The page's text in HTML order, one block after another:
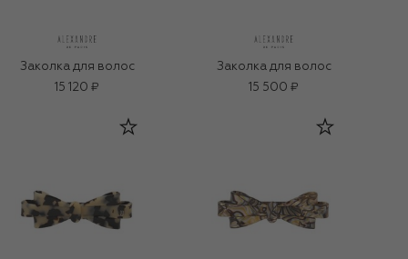
Заколка для волос
15 120 ₽
Заколка для волос
15 500 ₽